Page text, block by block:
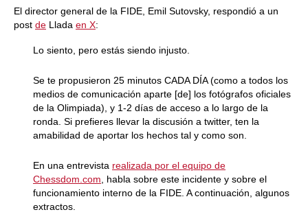
El director general de la FIDE, Emil Sutovsky, respondió a un
post de Llada en X:
Lo siento, pero estás siendo injusto.
Se te propusieron 25 minutos CADA DÍA (como a todos los
medios de comunicación aparte [de] los fotógrafos oficiales
de la Olimpiada), y 1-2 días de acceso a lo largo de la
ronda. Si prefieres llevar la discusión a twitter, ten la
amabilidad de aportar los hechos tal y como son.
En una entrevista realizada por el equipo de
Chessdom. com , habla sobre este incidente y sobre el
funcionamiento interno de la FIDE. A continuación, algunos
extractos.